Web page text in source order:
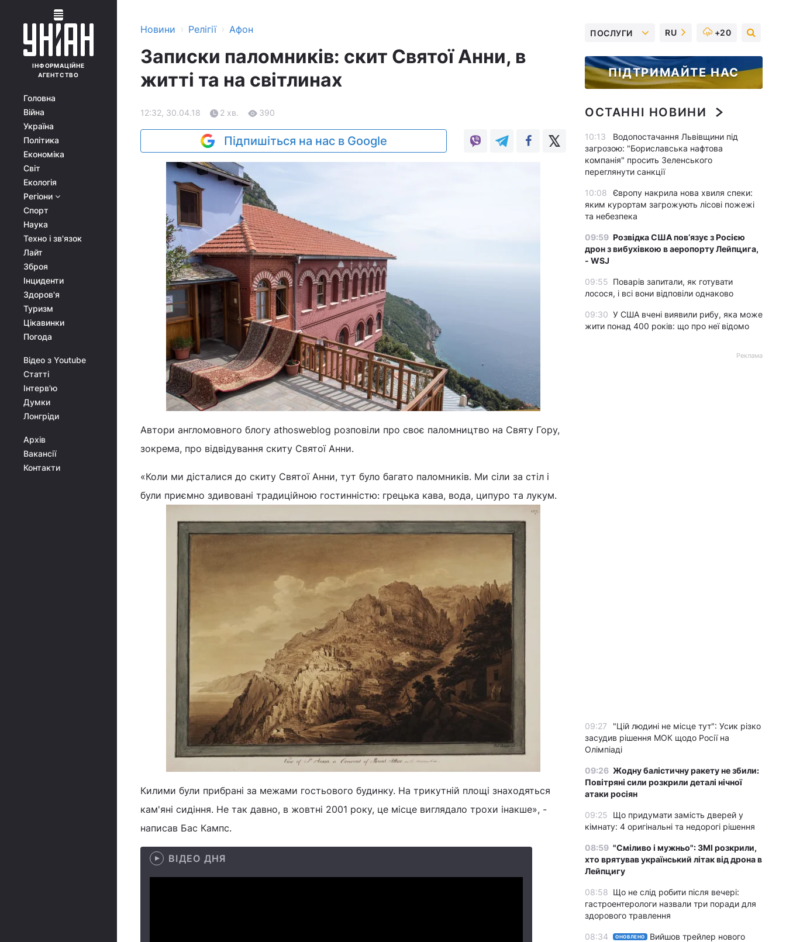
ІНФОРМАЦІЙНЕ
АГЕНТСТВО
Головна
Війна
Україна
Політика
Економіка
Світ
Екологія
Регіони
Спорт
Наука
Техно і зв'язок
Лайт
Зброя
Інциденти
Здоров'я
Туризм
Цікавинки
Погода
Відео з Youtube
Статті
Інтерв'ю
Думки
Лонгріди
Архів
Вакансії
Контакти
Новини › Релігії › Афон
Записки паломників: скит Святої Анни, в
житті та на світлинах
12:32, 30.04.18 2 хв. 390
Підпишіться на нас в Google
Автори англомовного блогу athosweblog розповіли про своє паломництво на Святу Гору,
зокрема, про відвідування скиту Святої Анни.
«Коли ми дісталися до скиту Святої Анни, тут було багато паломників. Ми сіли за стіл і
були приємно здивовані традиційною гостинністю: грецька кава, вода, ципуро та лукум.
Килими були прибрані за межами гостьового будинку. На трикутній площі знаходяться
кам'яні сидіння. Не так давно, в жовтні 2001 року, це місце виглядало трохи інакше», -
написав Бас Кампс.
ВІДЕО ДНЯ
ПОСЛУГИ RU +20
ПІДТРИМАЙТЕ НАС
ОСТАННІ НОВИНИ
10:13
Водопостачання Львівщини під
загрозою: "Бориславська нафтова
компанія" просить Зеленського
переглянути санкції
10:08
Європу накрила нова хвиля спеки:
яким курортам загрожують лісові пожежі
та небезпека
09:59 Розвідка США пов’язує з Росією
дрон з вибухівкою в аеропорту Лейпцига,
- WSJ
09:55 Поварів запитали, як готувати
лосося, і всі вони відповіли однаково
09:30 У США вчені виявили рибу, яка може
жити понад 400 років: що про неї відомо
Реклама
09:27
"Цій людині не місце тут": Усик різко
засудив рішення МОК щодо Росії на
Олімпіаді
09:26 Жодну балістичну ракету не збили:
Повітряні сили розкрили деталі нічної
атаки росіян
09:25
Що придумати замість дверей у
кімнату: 4 оригінальні та недорогі рішення
08:59 "Сміливо і мужньо": ЗМІ розкрили,
хто врятував український літак від дрона в
Лейпцигу
08:58 Що не слід робити після вечері:
гастроентерологи назвали три поради для
здорового травлення
08:34 ОНОВЛЕНО
Вийшов трейлер нового